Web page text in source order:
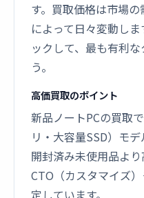
す。買取価格は市場
によって日々変動し
ックして、最も有利
う。
高価買取のポイント
新品ノートPCの買取
リ・大容量SSD）モ
開封済み未使用品より
CTO（カスタマイズ
定しています。